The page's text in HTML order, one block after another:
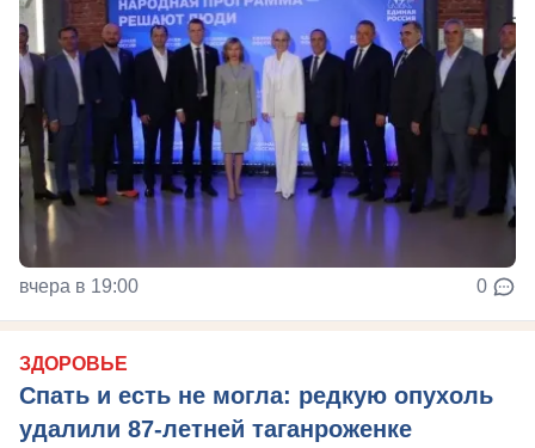
вчера в 19:00 0
ЗДОРОВЬЕ
Спать и есть не могла: редкую опухоль
удалили 87-летней таганроженке